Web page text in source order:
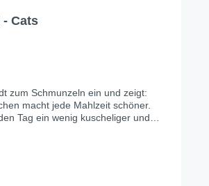
- Cats
zum Schmunzeln ein und zeigt:
macht jede Mahlzeit schöner.
Tag ein wenig kuscheliger und